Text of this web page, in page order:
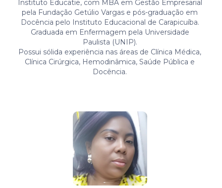
Instituto Educatie, com MBA em Gestão Empresarial
pela Fundação Getúlio Vargas e pós-graduação em
Docência pelo Instituto Educacional de Carapicuíba.
Graduada em Enfermagem pela Universidade
Paulista (UNIP).
Possui sólida experiência nas áreas de Clínica Médica,
Clínica Cirúrgica, Hemodinâmica, Saúde Pública e
Docência.